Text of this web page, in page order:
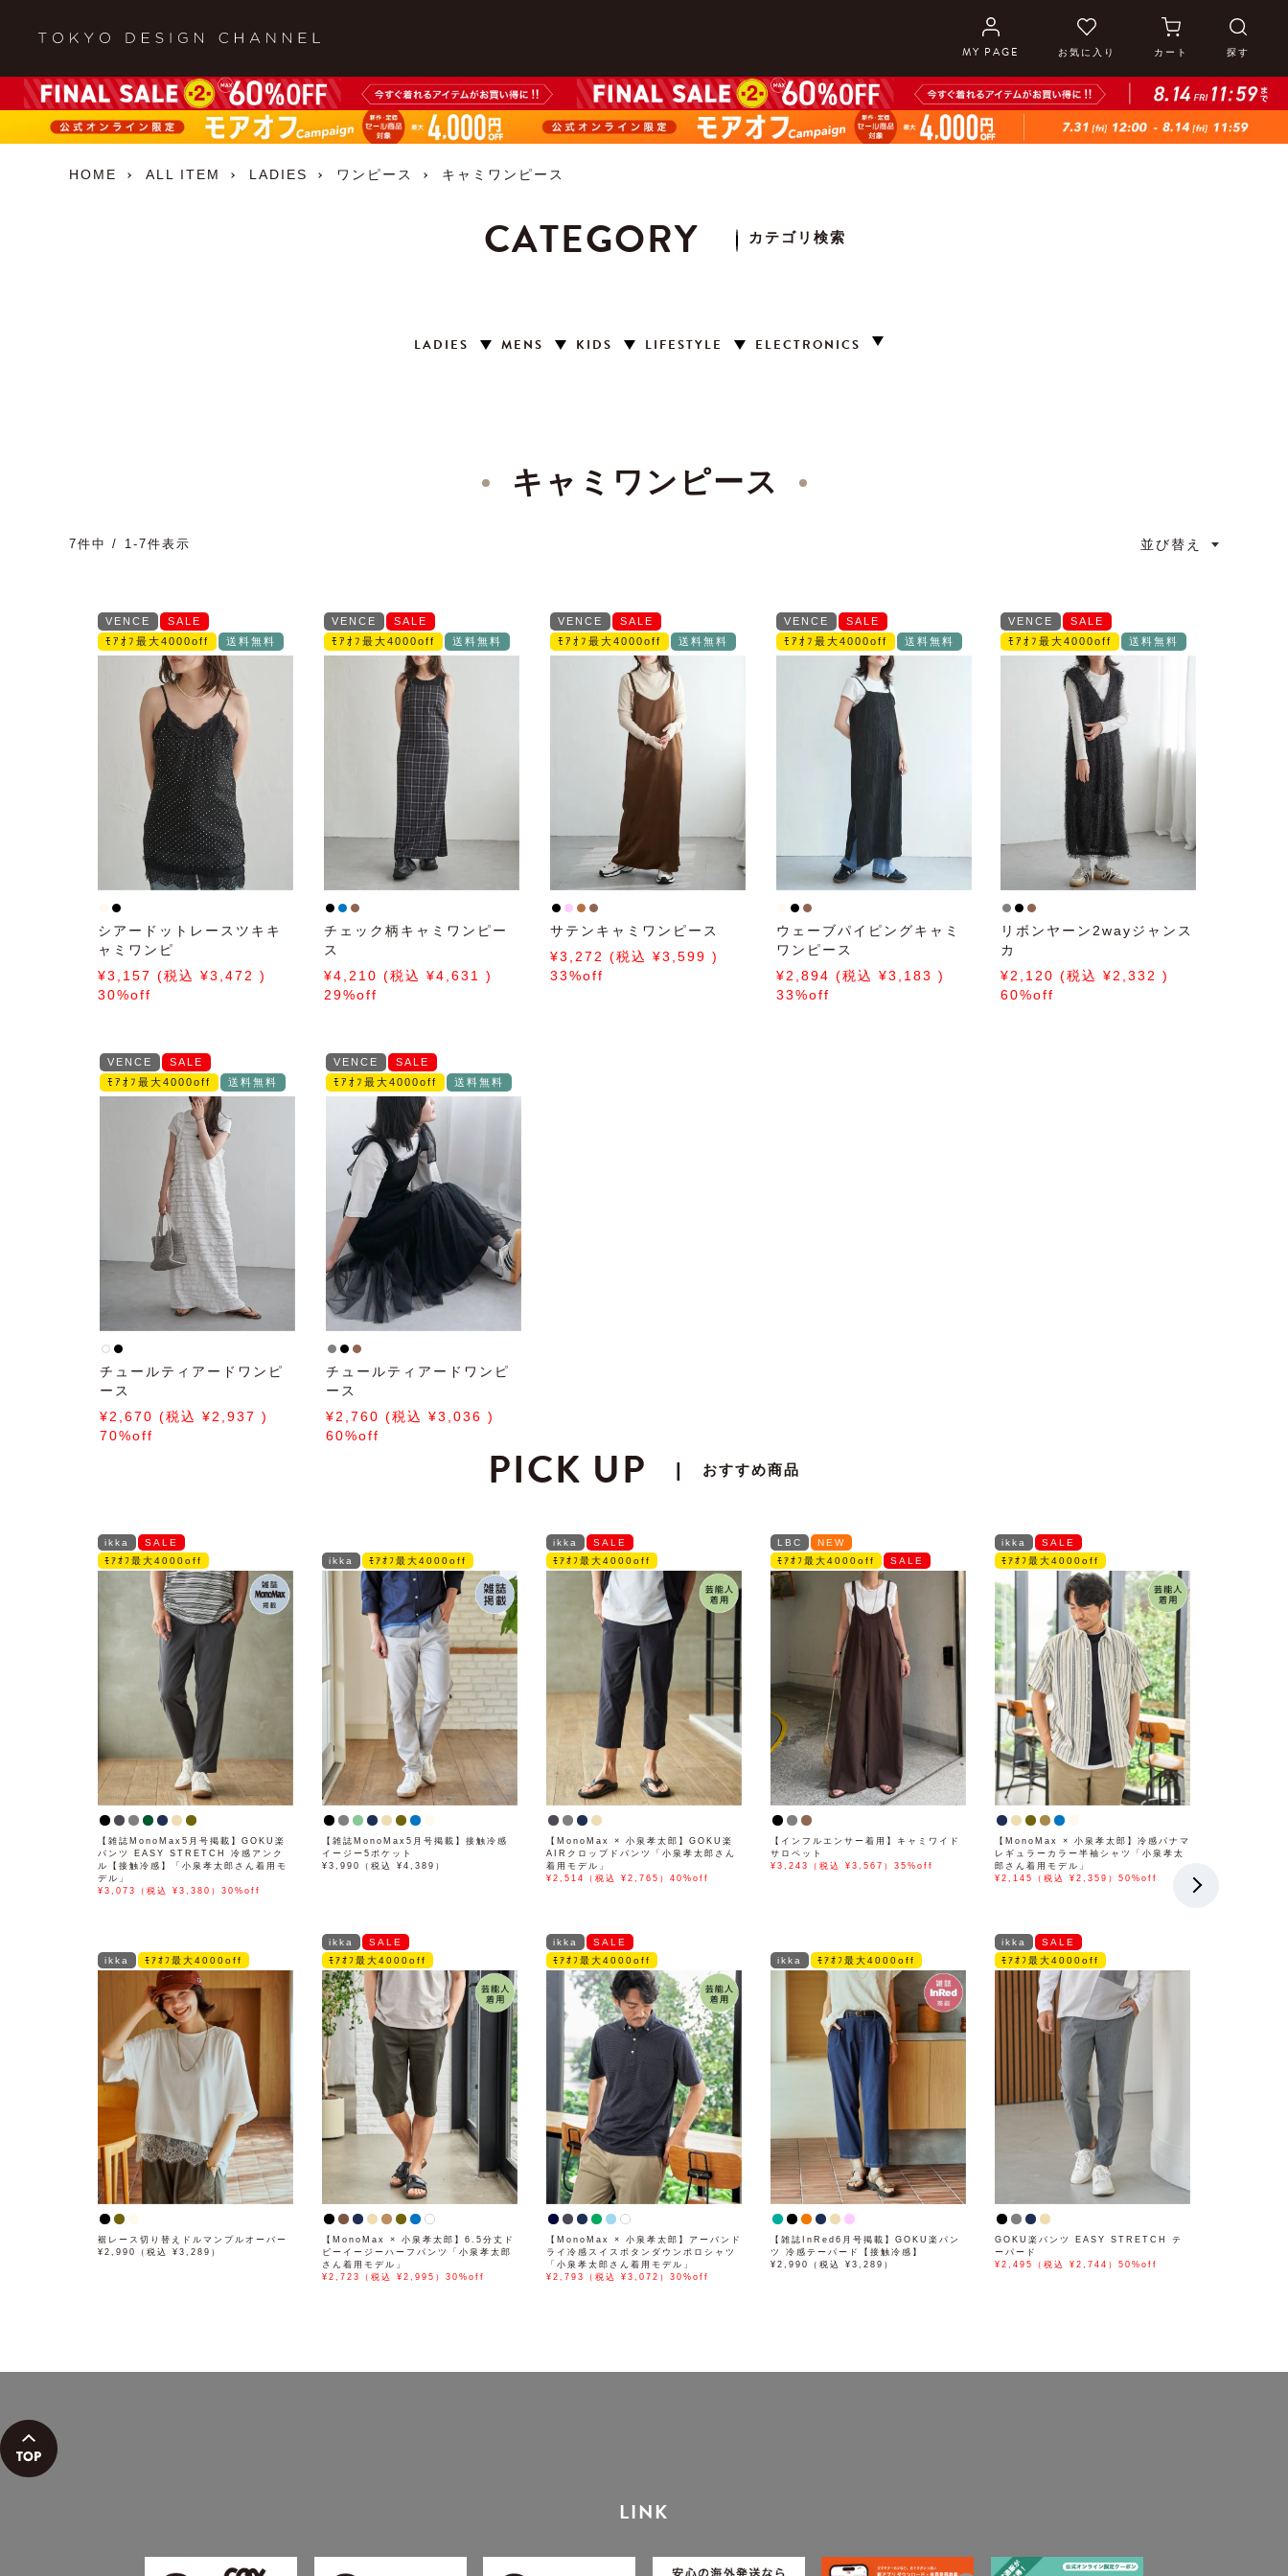
MY PAGE お気に入り カート 探す
HOME ALL ITEM LADIES ワンピース キャミワンピース
CATEGORY カテゴリ検索
LADIES MENS KIDS LIFESTYLE ELECTRONICS
キャミワンピース
並び替え
7件中 1-7件表示
VENCE
SALE
ﾓｱｵﾌ最大4000off
送料無料
シアードットレースツキキ
ャミワンピ
3,157
3,472
30%off
VENCE
SALE
ﾓｱｵﾌ最大4000off
送料無料
チェック柄キャミワンピー
ス
4,210
4,631
29%off
VENCE
SALE
ﾓｱｵﾌ最大4000off
送料無料
サテンキャミワンピース
3,272
3,599
33%off
VENCE
SALE
ﾓｱｵﾌ最大4000off
送料無料
ウェーブパイピングキャミ
ワンピース
2,894
3,183
33%off
VENCE
SALE
ﾓｱｵﾌ最大4000off
送料無料
リボンヤーン2wayジャンス
カ
2,120
2,332
60%off
VENCE
SALE
ﾓｱｵﾌ最大4000off
送料無料
チュールティアードワンピ
ース
2,670
2,937
70%off
VENCE
SALE
ﾓｱｵﾌ最大4000off
送料無料
チュールティアードワンピ
ース
2,760
3,036
60%off
PICK UP おすすめ商品
ikka
SALE
ﾓｱｵﾌ最大4000off
【雑誌MonoMax5月号掲載】GOKU楽
パンツ EASY STRETCH 冷感アンク
ル【接触冷感】「小泉孝太郎さん着用モ
デル」
¥3,073（税込 ¥3,380）30%off
ikka ﾓｱｵﾌ最大4000off
【雑誌MonoMax5月号掲載】接触冷感
イージー5ポケット
¥3,990（税込 ¥4,389）
ikka
SALE
ﾓｱｵﾌ最大4000off
【MonoMax × 小泉孝太郎】GOKU楽
AIRクロップドパンツ「小泉孝太郎さん
着用モデル」
¥2,514（税込 ¥2,765）40%off
LBC
NEW
ﾓｱｵﾌ最大4000off
SALE
【インフルエンサー着用】キャミワイド
サロペット
¥3,243（税込 ¥3,567）35%off
ikka
SALE
ﾓｱｵﾌ最大4000off
【MonoMax × 小泉孝太郎】冷感パナマ
レギュラーカラー半袖シャツ「小泉孝太
郎さん着用モデル」
¥2,145（税込 ¥2,359）50%off
ikka ﾓｱｵﾌ最大4000off
裾レース切り替えドルマンプルオーバー
¥2,990（税込 ¥3,289）
ikka
SALE
ﾓｱｵﾌ最大4000off
【MonoMax × 小泉孝太郎】6.5分丈ド
ビーイージーハーフパンツ「小泉孝太郎
さん着用モデル」
¥2,723（税込 ¥2,995）30%off
ikka
SALE
ﾓｱｵﾌ最大4000off
【MonoMax × 小泉孝太郎】アーバンド
ライ冷感スイスボタンダウンポロシャツ
「小泉孝太郎さん着用モデル」
¥2,793（税込 ¥3,072）30%off
ikka ﾓｱｵﾌ最大4000off
【雑誌InRed6月号掲載】GOKU楽パン
ツ 冷感テーパード【接触冷感】
¥2,990（税込 ¥3,289）
ikka
SALE
ﾓｱｵﾌ最大4000off
GOKU楽パンツ EASY STRETCH テ
ーパード
¥2,495（税込 ¥2,744）50%off
LINK